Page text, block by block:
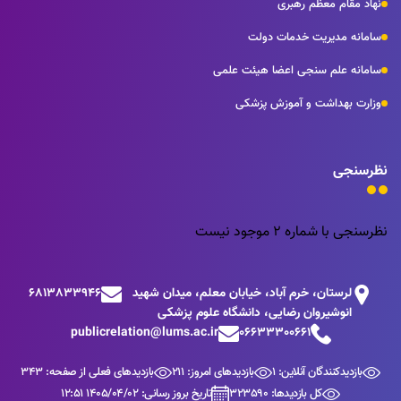
نهاد مقام معظم رهبری
سامانه مدیریت خدمات دولت
سامانه علم سنجی اعضا هیئت علمی
وزارت بهداشت و آموزش پزشکی
نظرسنجی
نظرسنجی با شماره 2 موجود نیست
لرستان، خرم آباد، خیابان معلم، میدان شهید
انوشیروان رضایی، دانشگاه علوم پزشکی
6813833946
06633300661
publicrelation@lums.ac.ir
بازدیدکنندگان آنلاین: 1 بازدیدهای امروز: 211
بازدیدهای فعلی از صفحه: 343
کل بازدیدها: 323590
تاریخ بروز رسانی: 1405/04/02 12:51